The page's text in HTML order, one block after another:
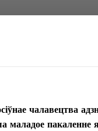
чалавецтва
пакаленне